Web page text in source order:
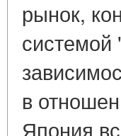
рынок,
системой
в
Япония